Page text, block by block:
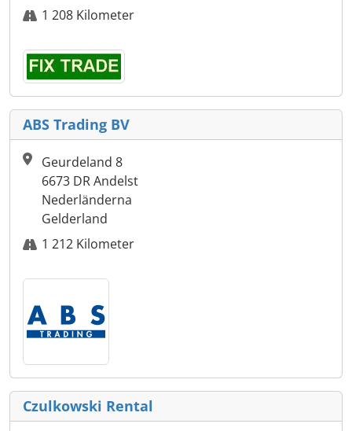
1 208 Kilometer
ABS Trading BV
Geurdeland 8
6673 DR Andelst
Nederländerna
Gelderland
1 212 Kilometer
Czulkowski Rental